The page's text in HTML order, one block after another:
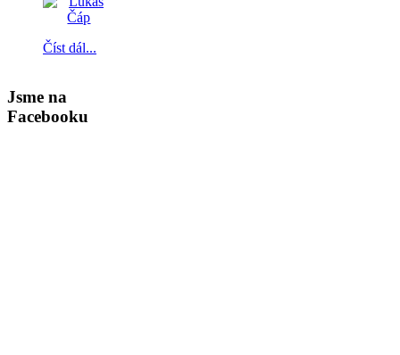
Číst dál...
Jsme na
Facebooku